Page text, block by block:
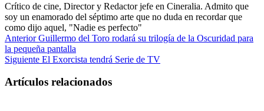
Crítico de cine, Director y Redactor jefe en Cineralia. Admito que
soy un enamorado del séptimo arte que no duda en recordar que
como dijo aquel, "Nadie es perfecto"
AnteriorGuillermo del Toro rodará su trilogía de la Oscuridad para
la pequeña pantalla
Siguiente El Exorcista tendrá Serie de TV
Artículos relacionados